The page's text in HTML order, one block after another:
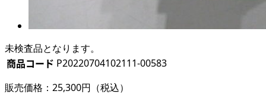
未検査品となります。
商品コード P20220704102111-00583
販売価格：25,300円（税込）